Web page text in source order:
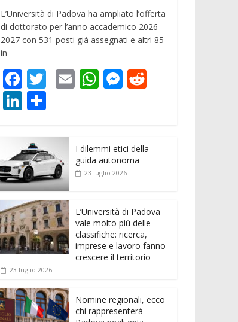
L’Università di Padova ha ampliato l’offerta
di dottorato per l’anno accademico 2026-
2027 con 531 posti già assegnati e altri 85
in
F
ac
e
b
o
o
k
T
er
E W
A
p
M
n
g
t
Li
k
e
dI
n
n
di
vi
di
I dilemmi etici della
guida autonoma
23 luglio 2026
L’Università di Padova
vale molto più delle
classifiche: ricerca,
imprese e lavoro fanno
crescere il territorio
23 luglio 2026
Nomine regionali, ecco
chi rappresenterà